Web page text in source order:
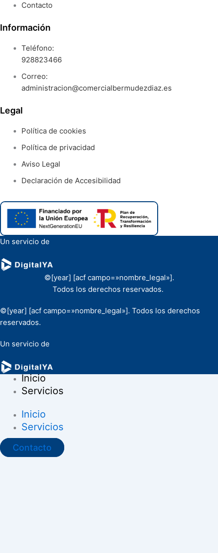
Contacto
Información
Teléfono:
928823466
Correo:
administracion@comercialbermudezdiaz.es
Legal
Política de cookies
Política de privacidad
Aviso Legal
Declaración de Accesibilidad
Un servicio de
©[year] [acf campo=»nombre_legal»].
Todos los derechos reservados.
©[year] [acf campo=»nombre_legal»]. Todos los derechos
reservados.
Un servicio de
Inicio
Servicios
Inicio
Servicios
Contacto